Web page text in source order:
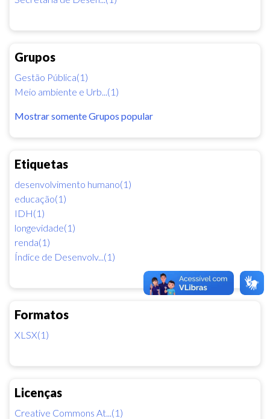
Grupos
Gestão Pública(1)
Meio ambiente e Urb...(1)
Mostrar somente Grupos popular
Etiquetas
desenvolvimento humano(1)
educação(1)
IDH(1)
longevidade(1)
renda(1)
Índice de Desenvolv...(1)
Formatos
XLSX(1)
Licenças
Creative Commons At...(1)